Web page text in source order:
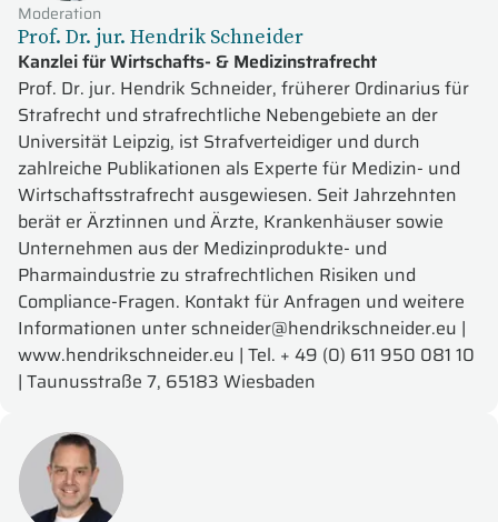
Moderation
Prof. Dr. jur. Hendrik Schneider
Kanzlei für Wirtschafts- & Medizinstrafrecht
Prof. Dr. jur. Hendrik Schneider, früherer Ordinarius für
Strafrecht und strafrechtliche Nebengebiete an der
Universität Leipzig, ist Strafverteidiger und durch
zahlreiche Publikationen als Experte für Medizin- und
Wirtschaftsstrafrecht ausgewiesen. Seit Jahrzehnten
berät er Ärztinnen und Ärzte, Krankenhäuser sowie
Unternehmen aus der Medizinprodukte- und
Pharmaindustrie zu strafrechtlichen Risiken und
Compliance-Fragen. Kontakt für Anfragen und weitere
Informationen unter schneider@hendrikschneider.eu |
www.hendrikschneider.eu | Tel. + 49 (0) 611 950 081 10
| Taunusstraße 7, 65183 Wiesbaden